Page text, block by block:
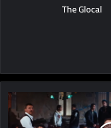
The Glocal